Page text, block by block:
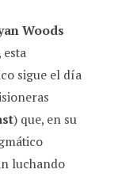
Woods
esta
sigue el día
) que, en su
luchando